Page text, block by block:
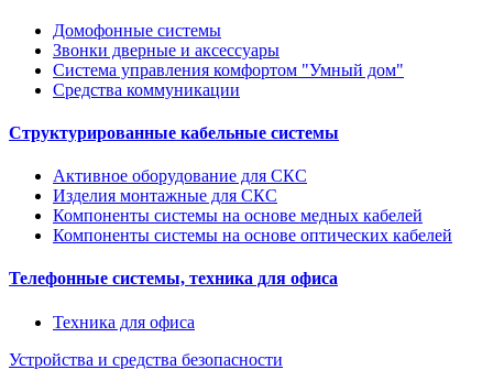
Домофонные системы
Звонки дверные и аксессуары
Система управления комфортом "Умный дом"
Средства коммуникации
Структурированные кабельные системы
Активное оборудование для СКС
Изделия монтажные для СКС
Компоненты системы на основе медных кабелей
Компоненты системы на основе оптических кабелей
Телефонные системы, техника для офиса
Техника для офиса
Устройства и средства безопасности